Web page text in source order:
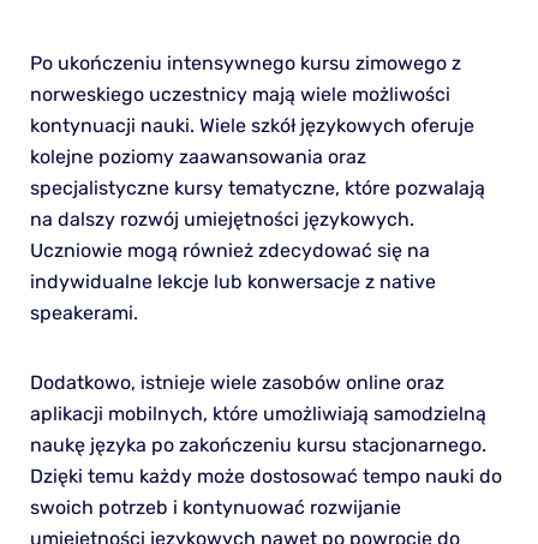
Po ukończeniu intensywnego kursu zimowego z
norweskiego uczestnicy mają wiele możliwości
kontynuacji nauki. Wiele szkół językowych oferuje
kolejne poziomy zaawansowania oraz
specjalistyczne kursy tematyczne, które pozwalają
na dalszy rozwój umiejętności językowych.
Uczniowie mogą również zdecydować się na
indywidualne lekcje lub konwersacje z native
speakerami.
Dodatkowo, istnieje wiele zasobów online oraz
aplikacji mobilnych, które umożliwiają samodzielną
naukę języka po zakończeniu kursu stacjonarnego.
Dzięki temu każdy może dostosować tempo nauki do
swoich potrzeb i kontynuować rozwijanie
umiejętności językowych nawet po powrocie do